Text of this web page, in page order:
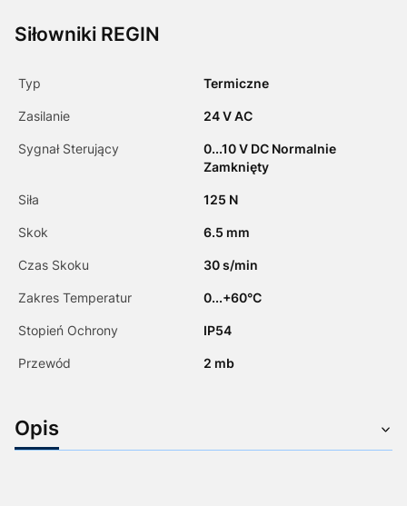
Siłowniki REGIN
Typ Termiczne
Zasilanie 24 V AC
Sygnał Sterujący
0...10 V DC Normalnie
Zamknięty
Siła 125 N
Skok 6.5 mm
Czas Skoku 30 s/min
Zakres Temperatur 0...+60°C
Stopień Ochrony IP54
Przewód 2 mb
Opis